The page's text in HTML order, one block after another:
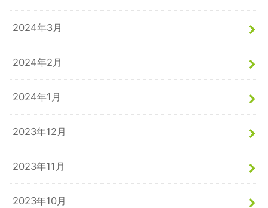
2024年3月
2024年2月
2024年1月
2023年12月
2023年11月
2023年10月